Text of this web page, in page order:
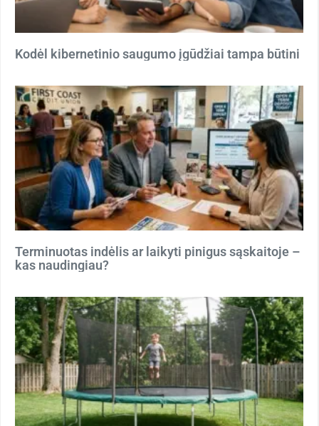
Kodėl kibernetinio saugumo įgūdžiai tampa būtini
Terminuotas indėlis ar laikyti pinigus sąskaitoje –
kas naudingiau?